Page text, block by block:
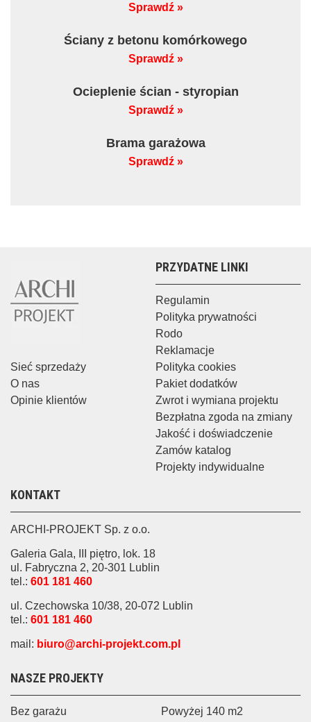
Sprawdź »
Ściany z betonu komórkowego
Sprawdź »
Ocieplenie ścian - styropian
Sprawdź »
Brama garażowa
Sprawdź »
Sieć sprzedaży
O nas
Opinie klientów
PRZYDATNE LINKI
Regulamin
Polityka prywatności
Rodo
Reklamacje
Polityka cookies
Pakiet dodatków
Zwrot i wymiana projektu
Bezpłatna zgoda na zmiany
Jakość i doświadczenie
Zamów katalog
Projekty indywidualne
NASZE PROJEKTY
Bez garażu
Powyżej 140 m2
KONTAKT
ARCHI-PROJEKT Sp. z o.o.
Galeria Gala, III piętro, lok. 18
ul. Fabryczna 2, 20-301 Lublin
tel.: 601 181 460
ul. Czechowska 10/38, 20-072 Lublin
tel.: 601 181 460
mail: biuro@archi-projekt.com.pl